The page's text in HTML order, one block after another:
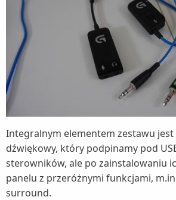
Integralnym elementem zestawu jest
dźwiękowy, który podpinamy pod
sterowników, ale po zainstalowaniu
panelu z przeróżnymi funkcjami,
surround.